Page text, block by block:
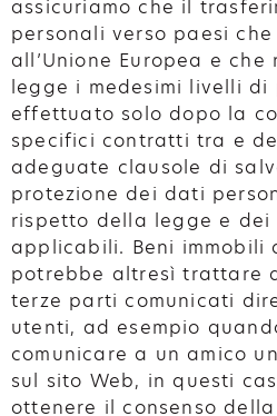
assicuriamo che il
personali verso paesi
all’Unione Europea e
legge i medesimi livelli di
effettuato solo dopo la
specifici contratti tra e
adeguate clausole di
protezione dei dati
rispetto della legge e dei
applicabili. Beni immobili
potrebbe altresì trattare
terze parti comunicati
utenti, ad esempio
comunicare a un amico
sul sito Web, in questi
ottenere il consenso